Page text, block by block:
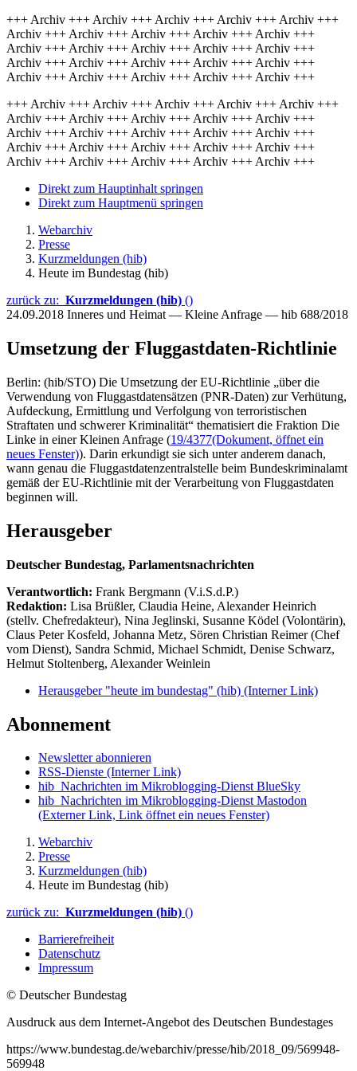
+++ Archiv +++ Archiv +++ Archiv +++ Archiv +++ Archiv +++
Archiv +++ Archiv +++ Archiv +++ Archiv +++ Archiv +++
Archiv +++ Archiv +++ Archiv +++ Archiv +++ Archiv +++
Archiv +++ Archiv +++ Archiv +++ Archiv +++ Archiv +++
Archiv +++ Archiv +++ Archiv +++ Archiv +++ Archiv +++
+++ Archiv +++ Archiv +++ Archiv +++ Archiv +++ Archiv +++
Archiv +++ Archiv +++ Archiv +++ Archiv +++ Archiv +++
Archiv +++ Archiv +++ Archiv +++ Archiv +++ Archiv +++
Archiv +++ Archiv +++ Archiv +++ Archiv +++ Archiv +++
Archiv +++ Archiv +++ Archiv +++ Archiv +++ Archiv +++
Direkt zum Hauptinhalt springen
Direkt zum Hauptmenü springen
Webarchiv
Presse
Kurzmeldungen (hib)
Heute im Bundestag (hib)
zurück zu: Kurzmeldungen (hib) ()
24.09.2018 Inneres und Heimat — Kleine Anfrage — hib 688/2018
Umsetzung der Fluggastdaten-Richtlinie
Berlin: (hib/STO) Die Umsetzung der EU-Richtlinie „über die
Verwendung von Fluggastdatensätzen (PNR-Daten) zur Verhütung,
Aufdeckung, Ermittlung und Verfolgung von terroristischen
Straftaten und schwerer Kriminalität“ thematisiert die Fraktion Die
Linke in einer Kleinen Anfrage (19/4377(Dokument, öffnet ein
neues Fenster)). Darin erkundigt sie sich unter anderem danach,
wann genau die Fluggastdatenzentralstelle beim Bundeskriminalamt
gemäß der EU-Richtlinie mit der Verarbeitung von Fluggastdaten
beginnen will.
Herausgeber
Deutscher Bundestag, Parlamentsnachrichten
Verantwortlich: Frank Bergmann (V.i.S.d.P.)
Redaktion: Lisa Brüßler, Claudia Heine, Alexander Heinrich
(stellv. Chefredakteur), Nina Jeglinski, Susanne Ködel (Volontärin),
Claus Peter Kosfeld, Johanna Metz, Sören Christian Reimer (Chef
vom Dienst), Sandra Schmid, Michael Schmidt, Denise Schwarz,
Helmut Stoltenberg, Alexander Weinlein
Herausgeber "heute im bundestag" (hib) (Interner Link)
Abonnement
Newsletter abonnieren
RSS-Dienste (Interner Link)
hib_Nachrichten im Mikroblogging-Dienst BlueSky
hib_Nachrichten im Mikroblogging-Dienst Mastodon
(Externer Link, Link öffnet ein neues Fenster)
Webarchiv
Presse
Kurzmeldungen (hib)
Heute im Bundestag (hib)
zurück zu: Kurzmeldungen (hib) ()
Barrierefreiheit
Datenschutz
Impressum
© Deutscher Bundestag
Ausdruck aus dem Internet-Angebot des Deutschen Bundestages
https://www.bundestag.de/webarchiv/presse/hib/2018_09/569948-
569948